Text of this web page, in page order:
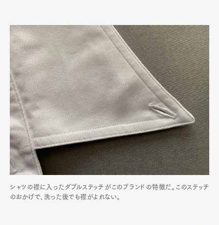
シャツの襟に入ったダブルステッチがこのブランドの特徴だ。このステッチ
のおかげで、洗った後でも襟がよれない。